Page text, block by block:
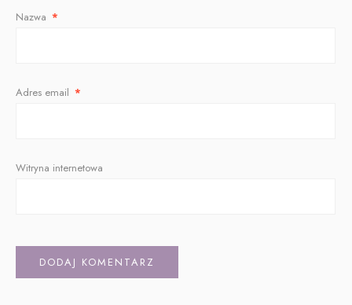
Nazwa *
Adres email *
Witryna internetowa